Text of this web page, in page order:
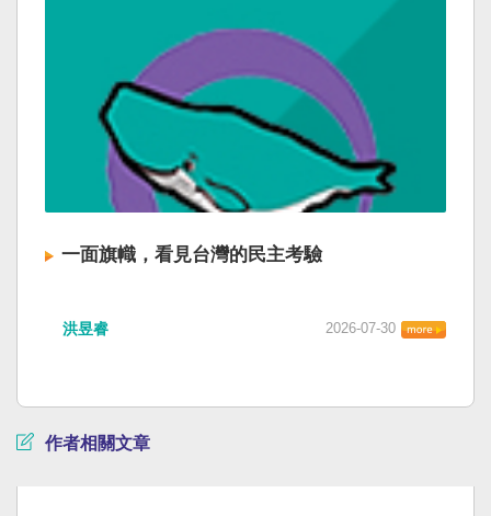
一面旗幟，看見台灣的民主考驗
洪昱睿 2026-07-30
作者相關文章